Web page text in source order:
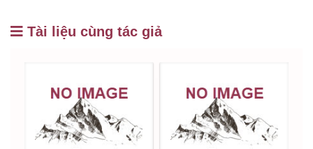
Tài liệu cùng tác giả